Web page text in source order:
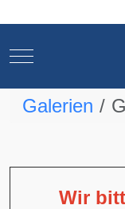
Mobile Menu Toggle
Galerien
Wir